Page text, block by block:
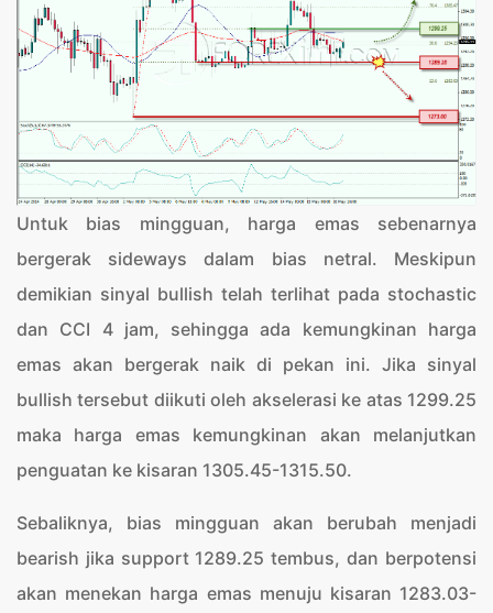
Untuk bias mingguan, harga emas sebenarnya
bergerak sideways dalam bias netral. Meskipun
demikian sinyal bullish telah terlihat pada stochastic
dan CCI 4 jam, sehingga ada kemungkinan harga
emas akan bergerak naik di pekan ini. Jika sinyal
bullish tersebut diikuti oleh akselerasi ke atas 1299.25
maka harga emas kemungkinan akan melanjutkan
penguatan ke kisaran 1305.45-1315.50.
Sebaliknya, bias mingguan akan berubah menjadi
bearish jika support 1289.25 tembus, dan berpotensi
akan menekan harga emas menuju kisaran 1283.03-